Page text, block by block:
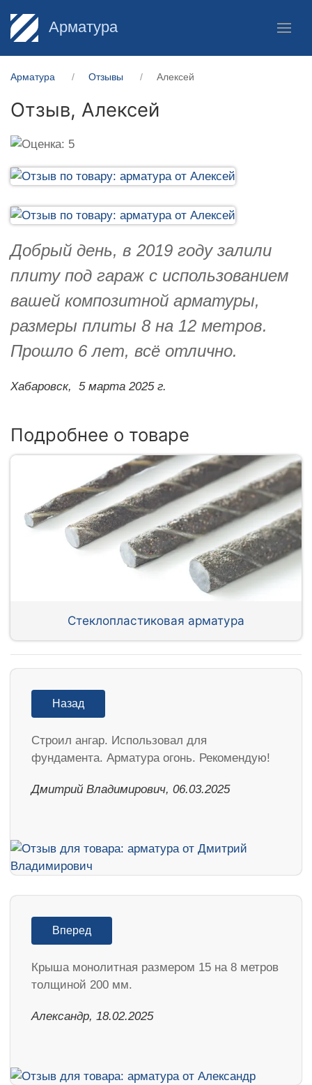
Арматура
Арматура Отзывы Алексей
Отзыв, Алексей
Добрый день, в 2019 году залили
плиту под гараж с использованием
вашей композитной арматуры,
размеры плиты 8 на 12 метров.
Прошло 6 лет, всё отлично.
Хабаровск, 5 марта 2025 г.
Подробнее о товаре
Стеклопластиковая арматура
Назад
Строил ангар. Использовал для
фундамента. Арматура огонь. Рекомендую!
Дмитрий Владимирович, 06.03.2025
Вперед
Крыша монолитная размером 15 на 8 метров
толщиной 200 мм.
Александр, 18.02.2025